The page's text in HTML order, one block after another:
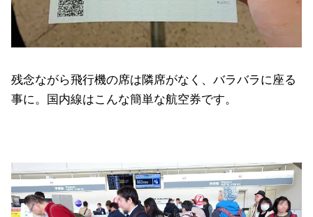
残念ながら飛行機の席は隣席がなく、バラバラに座る
事に。国内線はこんな簡単な航空券です。